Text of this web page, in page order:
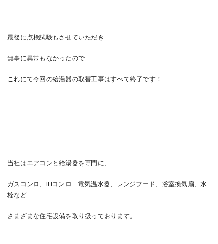
最後に点検試験もさせていただき
無事に異常もなかったので
これにて今回の給湯器の取替工事はすべて終了です！
当社はエアコンと給湯器を専門に、
ガスコンロ、IHコンロ、電気温水器、レンジフード、浴室換気扇、水
栓など
さまざまな住宅設備を取り扱っております。